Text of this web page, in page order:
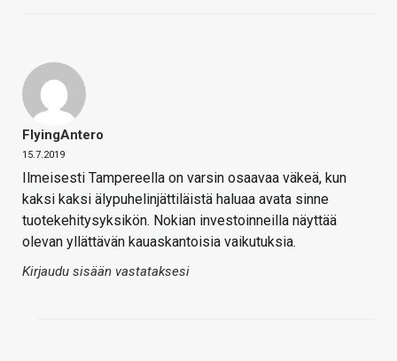
FlyingAntero
15.7.2019
Ilmeisesti Tampereella on varsin osaavaa väkeä, kun
kaksi kaksi älypuhelinjättiläistä haluaa avata sinne
tuotekehitysyksikön. Nokian investoinneilla näyttää
olevan yllättävän kauaskantoisia vaikutuksia.
Kirjaudu sisään vastataksesi